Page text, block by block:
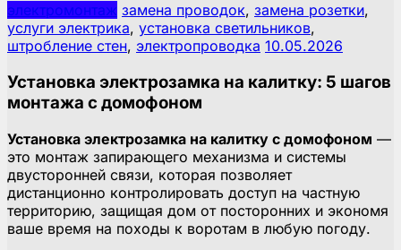
электромонтаж замена проводок, замена розетки,
услуги электрика, установка светильников,
штробление стен, электропроводка 10.05.2026
Установка электрозамка на калитку: 5 шагов
монтажа с домофоном
Установка электрозамка на калитку с домофоном —
это монтаж запирающего механизма и системы
двусторонней связи, которая позволяет
дистанционно контролировать доступ на частную
территорию, защищая дом от посторонних и экономя
ваше время на походы к воротам в любую погоду.